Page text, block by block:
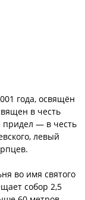
года, освящён
в честь
— в честь
левый
во имя святого
собор 2,5